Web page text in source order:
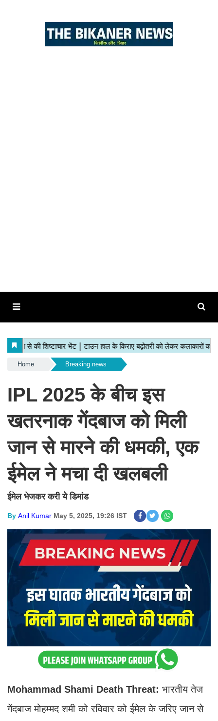
Home Breaking news
IPL 2025 के बीच इस
खतरनाक गेंदबाज को मिली
जान से मारने की धमकी, एक
ईमेल ने मचा दी खलबली
ईमेल भेजकर करी ये डिमांड
By Anil Kumar May 5, 2025, 19:26 IST
Mohammad Shami Death Threat: भारतीय तेज
गेंदबाज मोहम्मद शमी को रविवार को ईमेल के जरिए जान से